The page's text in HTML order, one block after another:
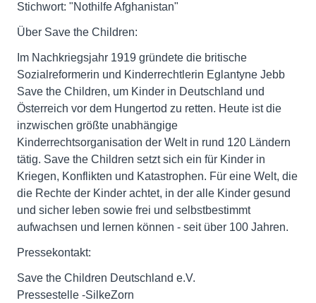
Stichwort: "Nothilfe Afghanistan"
Über Save the Children:
Im Nachkriegsjahr 1919 gründete die britische
Sozialreformerin und Kinderrechtlerin Eglantyne Jebb
Save the Children, um Kinder in Deutschland und
Österreich vor dem Hungertod zu retten. Heute ist die
inzwischen größte unabhängige
Kinderrechtsorganisation der Welt in rund 120 Ländern
tätig. Save the Children setzt sich ein für Kinder in
Kriegen, Konflikten und Katastrophen. Für eine Welt, die
die Rechte der Kinder achtet, in der alle Kinder gesund
und sicher leben sowie frei und selbstbestimmt
aufwachsen und lernen können - seit über 100 Jahren.
Pressekontakt:
Save the Children Deutschland e.V.
Pressestelle -SilkeZorn